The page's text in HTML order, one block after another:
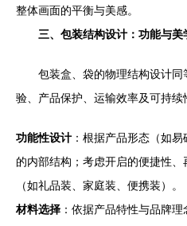
整体画面的平衡与美感。
三、包装结构设计：功能与美
包装盒、袋的物理结构设计
验、产品保护、运输效率及可持续
功能性设计 ：根据产品形态（如
的内部结构；考虑开启的便捷性
（如礼品装、家庭装、便携装）。
材料选择 ：依据产品特性与品牌